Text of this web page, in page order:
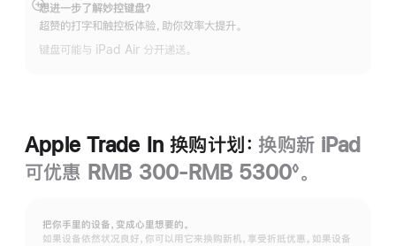
想进一步了解妙控键盘？
超赞的打字和触控板体验，助你效率大提升。
键盘可能与 iPad Air 分开递送。
展
开
Apple Trade In 换购计划： 换购新 iPad
可优惠 RMB 300-RMB 5300◊ 。
把你手里的设备，变成心里想要的。
如果设备依然状况良好，你可以用它来换购新机，享受折抵优惠。如果设备